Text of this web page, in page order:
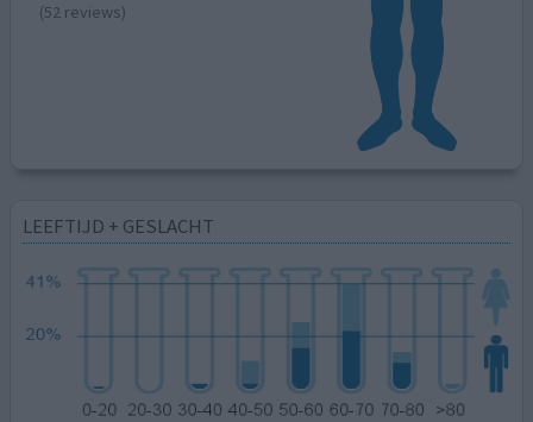
(52 reviews)
LEEFTIJD + GESLACHT